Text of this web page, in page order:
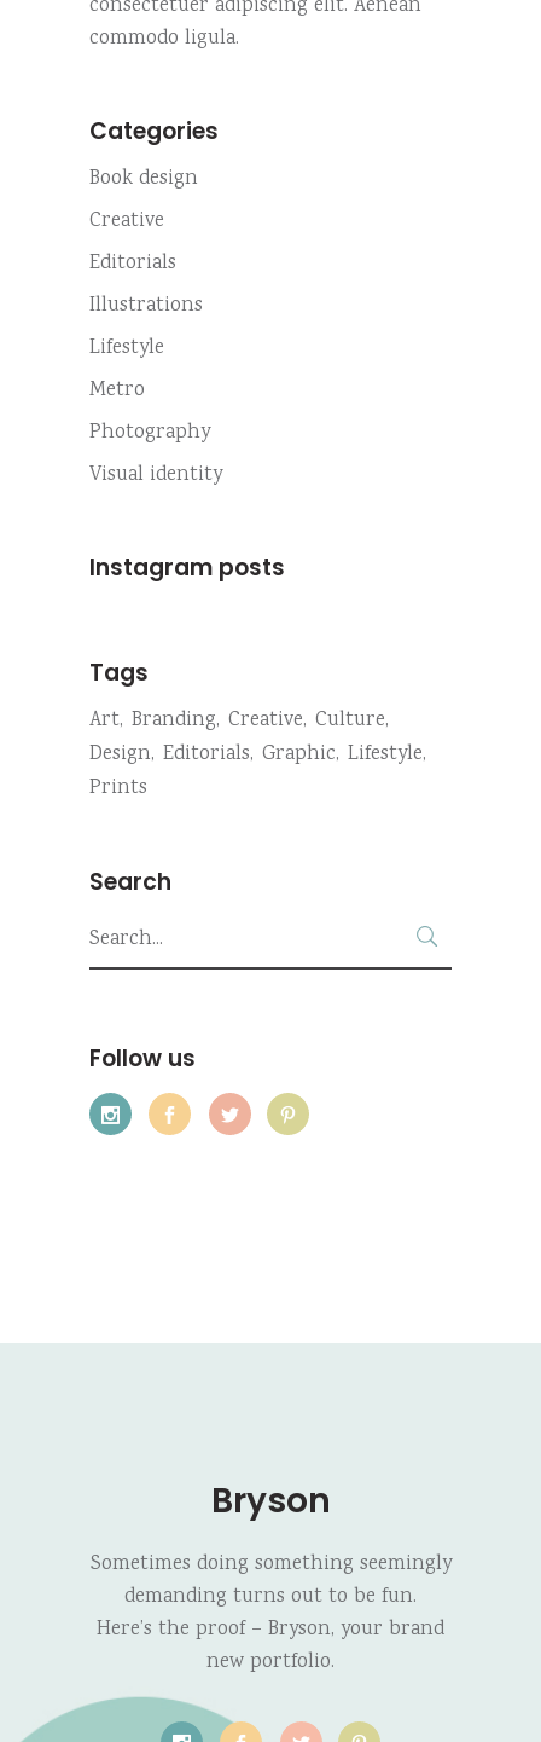
consectetuer adipiscing elit. Aenean
commodo ligula.
Categories
Book design
Creative
Editorials
Illustrations
Lifestyle
Metro
Photography
Visual identity
Instagram posts
Tags
Art Branding Creative Culture
Design Editorials Graphic Lifestyle
Prints
Search
Search
for:
Follow us
Bryson
Sometimes doing something seemingly
demanding turns out to be fun.
Here’s the proof – Bryson, your brand
new portfolio.